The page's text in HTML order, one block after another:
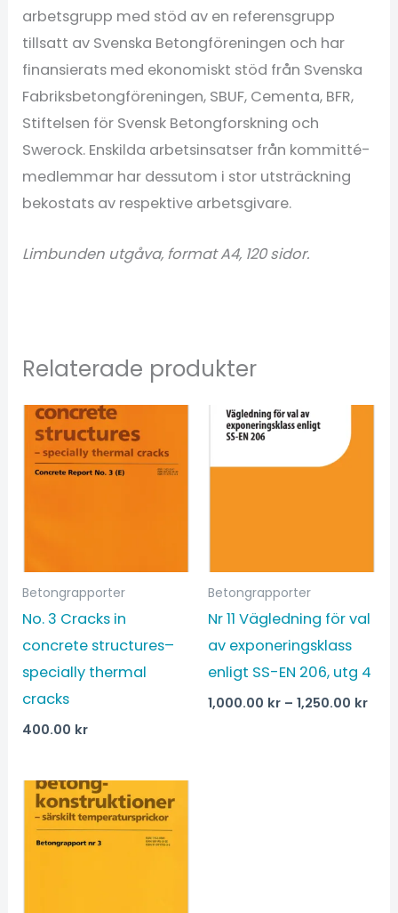
arbetsgrupp med stöd av en referensgrupp
tillsatt av Svenska Betongföreningen och har
finansierats med ekonomiskt stöd från Svenska
Fabriksbetongföreningen, SBUF, Cementa, BFR,
Stiftelsen för Svensk Betongforskning och
Swerock. Enskilda arbetsinsatser från kommitté-
medlemmar har dessutom i stor utsträckning
bekostats av respektive arbetsgivare.
Limbunden utgåva, format A4, 120 sidor.
Relaterade produkter
Betongrapporter
No. 3 Cracks in
concrete structures–
specially thermal
cracks
400.00 kr
Betongrapporter
Nr 11 Vägledning för val
av exponerings­klass
enligt SS-EN 206, utg 4
1,000.00 kr – 1,250.00 kr